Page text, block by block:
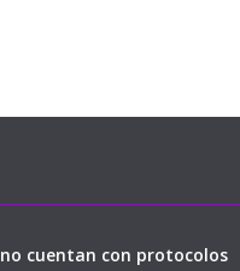
cuentan con protocolos